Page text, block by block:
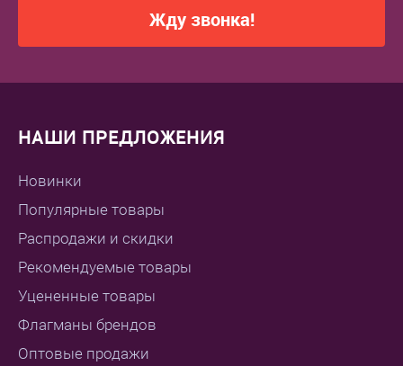
Жду звонка!
НАШИ ПРЕДЛОЖЕНИЯ
Новинки
Популярные товары
Распродажи и скидки
Рекомендуемые товары
Уцененные товары
Флагманы брендов
Оптовые продажи